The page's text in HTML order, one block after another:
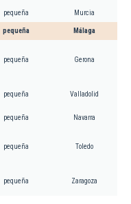
pequeña Murcia
pequeña Málaga
pequeña Gerona
pequeña Valladolid
pequeña Navarra
pequeña Toledo
pequeña Zaragoza